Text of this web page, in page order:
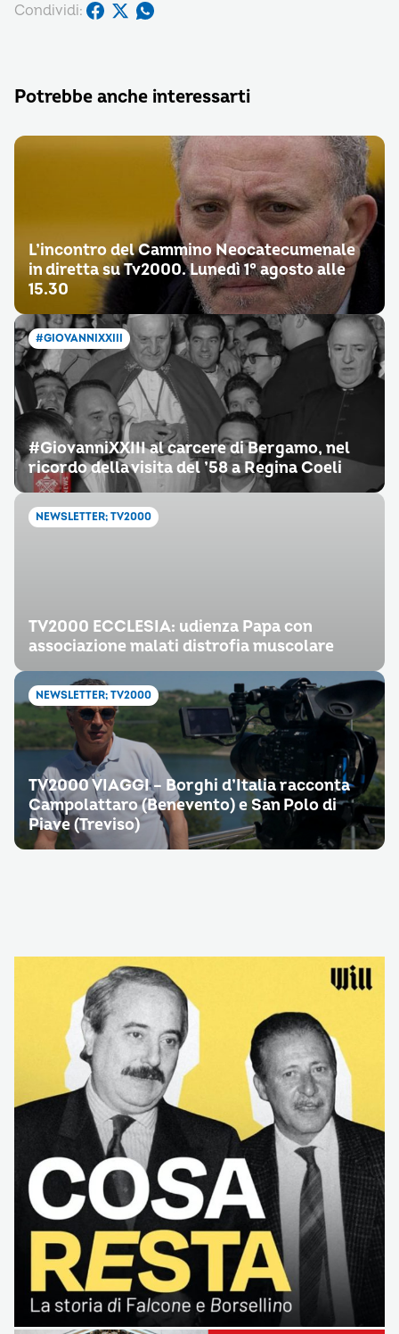
Condividi:
Potrebbe anche interessarti
L’incontro del Cammino Neocatecumenale
in diretta su Tv2000. Lunedì 1° agosto alle
15.30
#GIOVANNIXXIII
#GiovanniXXIII al carcere di Bergamo, nel
ricordo della visita del ’58 a Regina Coeli
NEWSLETTER; TV2000
TV2000 ECCLESIA: udienza Papa con
associazione malati distrofia muscolare
NEWSLETTER; TV2000
TV2000 VIAGGI – Borghi d’Italia racconta
Campolattaro (Benevento) e San Polo di
Piave (Treviso)